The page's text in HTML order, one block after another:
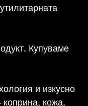
Купуваме
и изкусно
коприна, кожа,